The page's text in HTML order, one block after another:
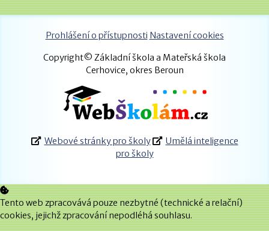
Prohlášení o přístupnosti Nastavení cookies
Copyright© Základní škola a Mateřská škola
Cerhovice, okres Beroun
Webové stránky pro školy
Umělá inteligence
pro školy
Tento web zpracovává pouze nezbytné (technické a relační)
cookies, jejichž zpracování nepodléhá souhlasu.